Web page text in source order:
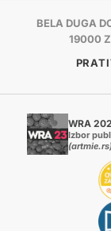
BELA DUGA
19000
WRA
Izbor